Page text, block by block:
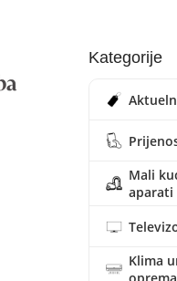
Kategorije
Mali
aparati
Klima